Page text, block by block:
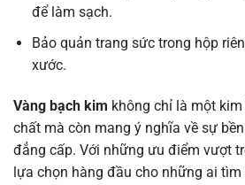
để làm sạch.
Bảo quản trang sức trong hộp
xước.
Vàng bạch kim không chỉ là một
chất mà còn mang ý nghĩa về sự
đẳng cấp. Với những ưu điểm vượt
lựa chọn hàng đầu cho những ai